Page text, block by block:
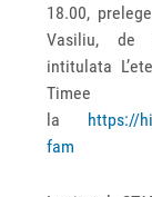
18.00,
Vasiliu, de
intitulata
la https://
fam